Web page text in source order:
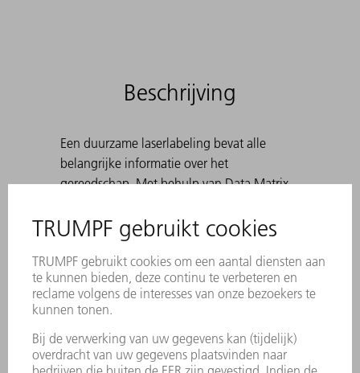
Beschrijving
Een duurzame laserlabeling bevat alle
belangrijke informatie over het
gereedschap. Met behulp van Data Matrix
worden geïdentificeerd. De werkbereiken
zijn lasergehard. Voor hoeken van 30° tot
180°, alsook bij het voorbuigen ten
behoeve van felsen. Standaard: H 100, H
150, smalle uitvoering en uitvoering met
buigingen met 30°-matrijzen kan het
voorkomen dat de gebogen plaat in de